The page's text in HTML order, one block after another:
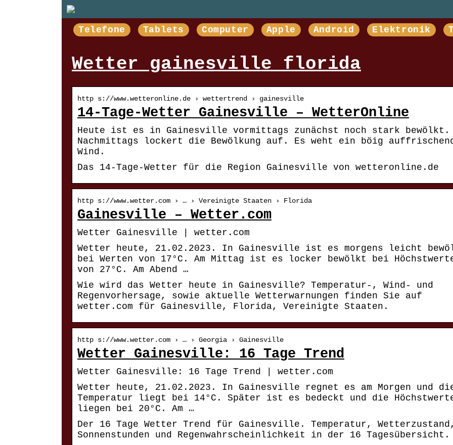
Telefone Tablets Computer Apple Android Elektronik
Wetter gainesville florida
http s://www.wetteronline.de › wettertrend › gainesville
14-Tage-Wetter Gainesville – WetterOnline
Heute ist es in Gainesville vormittags zunächst noch stark bewölkt.
Nachmittags lockert die Bewölkung auf. Es weht ein böig
Wind.
Das 14-Tage-Wetter für die Region Gainesville von wetteronline.de
http s://www.wetter.com › … › Vereinigte Staaten › Florida
Gainesville – Wetter.com
Wetter Gainesville | wetter.com
Wetter heute, 21.02.2023. In Gainesville ist es morgens leicht
bei Werten von 17°C. Am Mittag ist es locker bewölkt bei
von 27°C. Am Abend …
Wie wird das Wetter heute in Gainesville? Temperatur-, Wind- und
Regenvorhersage, sowie aktuelle Wetterwarnungen finden Sie auf
wetter.com für Gainesville, Florida, Vereinigte Staaten.
http s://www.wetter.com › … › Georgia › Gainesville
Wetter Gainesville: 16 Tage Trend
Wetter Gainesville: 16 Tage Trend | wetter.com
Wetter heute, 21.02.2023. In Gainesville regnet es am Morgen und
Temperatur liegt bei 14°C. Später ist es bedeckt und die
liegen bei 20°C. Am …
Der 16 Tage Wetter Trend für Gainesville. Temperatur,
Sonnenstunden und Regenwahrscheinlichkeit in der 16 Tagesübersicht.